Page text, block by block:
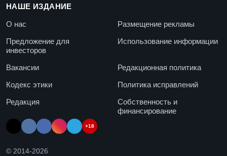
НАШЕ ИЗДАНИЕ
О нас
Размещение рекламы
Предложение для
инвесторов
Использование информации
Вакансии
Редакционная политика
Кодекс этики
Политика исправлений
Редакция
Собственность и
финансирование
+18
© 2014-2026